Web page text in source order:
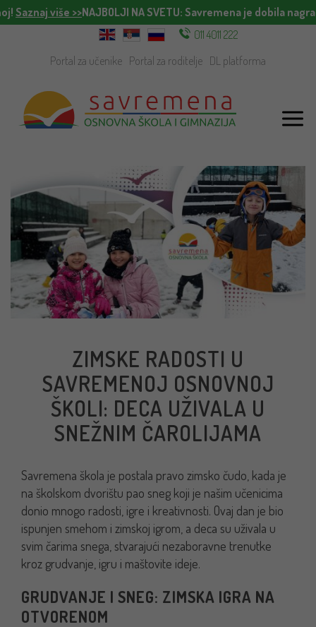
Saznaj više >> NAJBOLJI NA SVETU: Savremena je dobila
011 4011 222
Portal za učenike Portal za roditelje DL platforma
ZIMSKE RADOSTI U
SAVREMENOJ OSNOVNOJ
ŠKOLI: DECA UŽIVALA U
SNEŽNIM ČAROLIJAMA
Savremena škola je postala pravo zimsko čudo, kada je
na školskom dvorištu pao sneg koji je našim učenicima
donio mnogo radosti, igre i kreativnosti. Ovaj dan je bio
ispunjen smehom i zimskoj igrom, a deca su uživala u
svim čarima snega, stvarajući nezaboravne trenutke
kroz grudvanje, igru i maštovite ideje.
GRUDVANJE I SNEG: ZIMSKA IGRA NA
OTVORENOM